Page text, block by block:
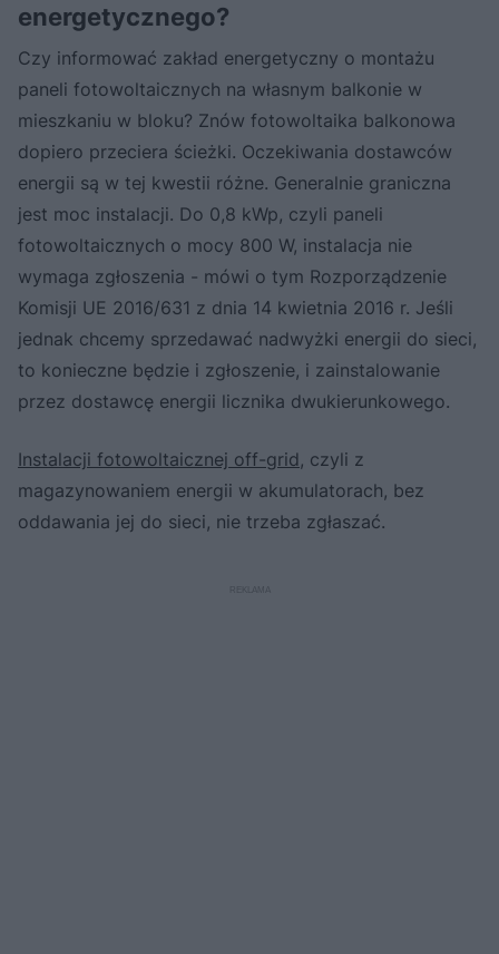
energetycznego?
Czy informować zakład energetyczny o montażu
paneli fotowoltaicznych na własnym balkonie w
mieszkaniu w bloku? Znów fotowoltaika balkonowa
dopiero przeciera ścieżki. Oczekiwania dostawców
energii są w tej kwestii różne. Generalnie graniczna
jest moc instalacji. Do 0,8 kWp, czyli paneli
fotowoltaicznych o mocy 800 W, instalacja nie
wymaga zgłoszenia - mówi o tym Rozporządzenie
Komisji UE 2016/631 z dnia 14 kwietnia 2016 r. Jeśli
jednak chcemy sprzedawać nadwyżki energii do sieci,
to konieczne będzie i zgłoszenie, i zainstalowanie
przez dostawcę energii licznika dwukierunkowego.
Instalacji fotowoltaicznej off-grid, czyli z
magazynowaniem energii w akumulatorach, bez
oddawania jej do sieci, nie trzeba zgłaszać.